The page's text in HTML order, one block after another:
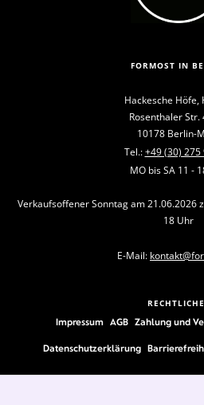
FORMOST IN
Hackesche Höfe,
Rosenthaler Str.
10178 Berlin-
Tel.:+49 (30) 275
MO bis SA 11 -
Verkaufsoffener Sonntag am 21.06.2026
18 Uhr
E-Mail:
Impressum AGB Zahlung und
Datenschutzerklärung